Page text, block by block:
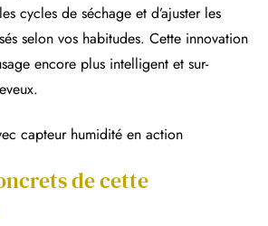
cycles de séchage et d’ajuster les
selon vos habitudes. Cette innovation
encore plus intelligent et sur-
de cette